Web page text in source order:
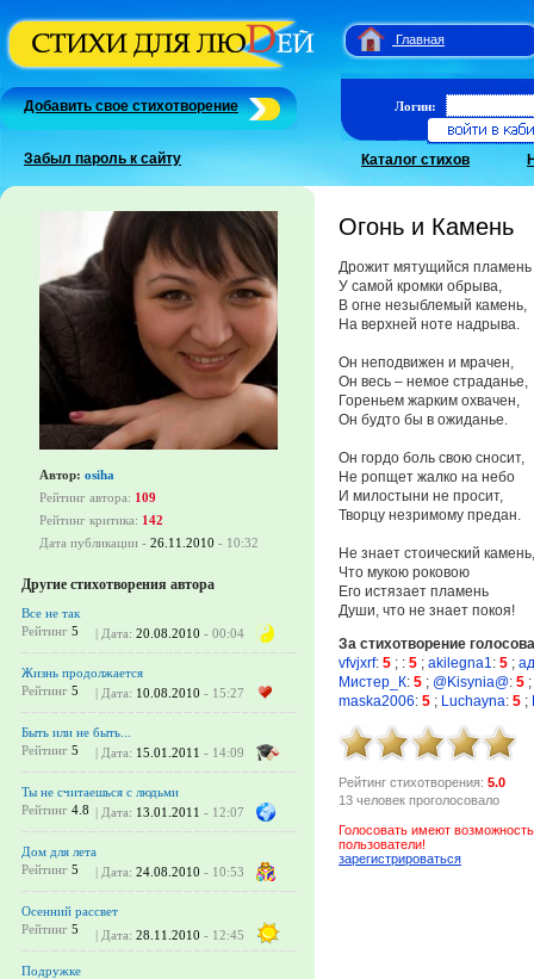
Главная
Добавить свое стихотворение
Забыл пароль к сайту
Логин:
Каталог стихов
Автор: osiha
Рейтинг автора: 109
Рейтинг критика: 142
Дата публикации - 26.11.2010 - 10:32
Другие стихотворения автора
Все не так
Рейтинг 5 | Дата: 20.08.2010 - 00:04
Жизнь продолжается
Рейтинг 5 | Дата: 10.08.2010 - 15:27
Быть или не быть...
Рейтинг 5 | Дата: 15.01.2011 - 14:09
Ты не считаешься с людьми
Рейтинг 4.8 | Дата: 13.01.2011 - 12:07
Дом для лета
Рейтинг 5 | Дата: 24.08.2010 - 10:53
Осенний рассвет
Рейтинг 5 | Дата: 28.11.2010 - 12:45
Подружке
Огонь и Камень
Дрожит мятущийся пламень
У самой кромки обрыва,
В огне незыблемый камень,
На верхней ноте надрыва.
Он неподвижен и мрачен,
Он весь – немое страданье,
Гореньем жарким охвачен,
Он будто бы в ожиданье.
Он гордо боль свою сносит,
Не ропщет жалко на небо
И милостыни не просит,
Творцу незримому предан.
Не знает стоический камень,
Что мукою роковою
Его истязает пламень
Души, что не знает покоя!
За стихотворение
vfvjxrf: 5 ; : 5 ; akilegna1 : 5 ;
Мистер_К: 5 ; @Kisynia@: 5 ;
maska2006: 5 ; Luchayna: 5 ;
Рейтинг стихотворения: 5.0
13 человек проголосовало
Голосовать имеют
пользователи!
зарегистрироваться